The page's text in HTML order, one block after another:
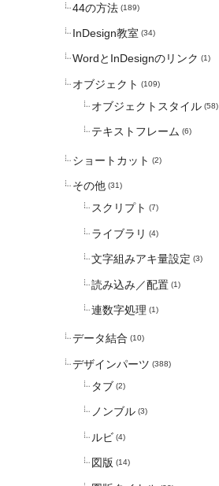
44の方法 (189)
InDesign教室 (34)
WordとInDesignのリンク (1)
オブジェクト (109)
オブジェクトスタイル (58)
テキストフレーム (6)
ショートカット (2)
その他 (31)
スクリプト (7)
ライブラリ (4)
文字組みアキ量設定 (3)
読み込み／配置 (1)
連数字処理 (1)
データ結合 (10)
デザインパーツ (388)
タブ (2)
ノンブル (3)
ルビ (4)
図版 (14)